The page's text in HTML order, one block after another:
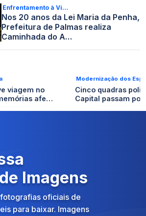
Enfrentamento à Vi…
Nos 20 anos da Lei Maria da Penha,
Prefeitura de Palmas realiza
Caminhada do A…
viagem no
afe…
Modernização dos
Cinco quadras
Capital passam
Imagens
oficiais de
para baixar. Imagens